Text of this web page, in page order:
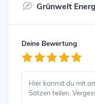
Grünwelt
Deine Bewertung